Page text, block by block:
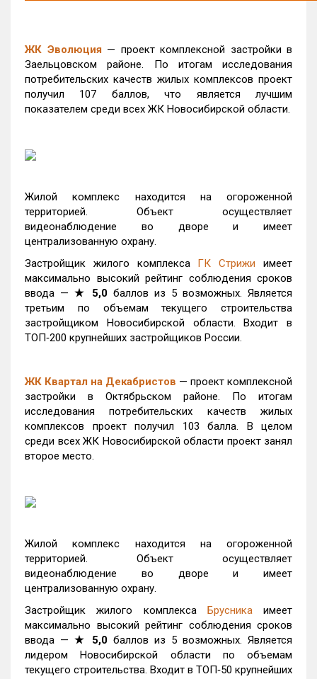
ЖК Эволюция— проект комплексной застройки в
Заельцовском районе. По итогам исследования
потребительских качеств жилых комплексов проект
получил 107 баллов, что является лучшим
показателем среди всех ЖК Новосибирской области.
Жилой комплекс находится на огороженной
территорией. Объект осуществляет
видеонаблюдение во дворе и имеет
централизованную охрану.
Застройщик жилого комплекса
ГК Стрижи имеет
максимально высокий рейтинг соблюдения сроков
ввода — ★ 5,0 баллов из 5 возможных. Является
третьим по объемам текущего строительства
застройщиком Новосибирской области. Входит в
ТОП‑200 крупнейших застройщиков России.
ЖК Квартал на Декабристов — проект комплексной
застройки в Октябрьском районе. По итогам
исследования потребительских качеств жилых
комплексов проект получил 103 балла. В целом
среди всех ЖК Новосибирской области проект занял
второе место.
Жилой комплекс находится на огороженной
территорией. Объект осуществляет
видеонаблюдение во дворе и имеет
централизованную охрану.
Застройщик жилого комплекса
Брусникаимеет
максимально высокий рейтинг соблюдения сроков
ввода — ★ 5,0 баллов из 5 возможных. Является
лидером Новосибирской области по объемам
текущего строительства. Входит в ТОП‑50 крупнейших